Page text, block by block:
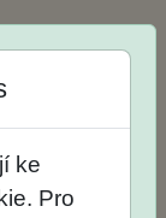
ke
Pro